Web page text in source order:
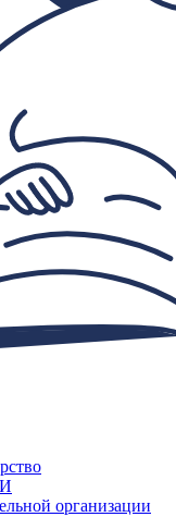
организации